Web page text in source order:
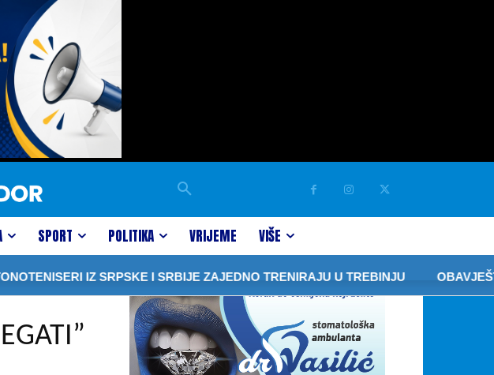
SPORT POLITIKA VRIJEME VIŠE
IZ SRPSKE I SRBIJE ZAJEDNO TRENIRAJU U TREBINJU OBAVJEŠTENJE IZ